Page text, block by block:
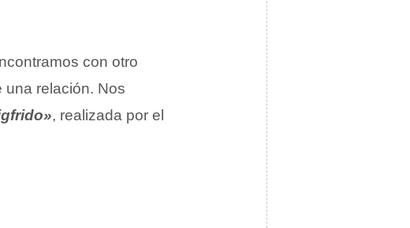
con otro
una relación. Nos
, realizada por el